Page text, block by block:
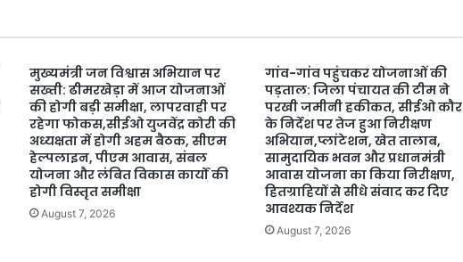
मुख्यमंत्री जन विश्वास अभियान पर
सख्ती: ढीमरखेड़ा में आज योजनाओं
की होगी बड़ी समीक्षा, लापरवाही पर
रहेगा फोकस,सीईओ युजवेंद्र कोरी की
अध्यक्षता में होगी अहम बैठक, सीएम
हेल्पलाइन, पीएम आवास, संबल
योजना और लंबित विकास कार्यों की
होगी विस्तृत समीक्षा
August 7, 2026
गांव-गांव पहुंचकर योजनाओं की
पड़ताल: जिला पंचायत की टीम ने
परखी जमीनी हकीकत, सीईओ कौर
के निर्देश पर तेज हुआ निरीक्षण
अभियान,प्लांटेशन, खेत तालाब,
सामुदायिक भवन और प्रधानमंत्री
आवास योजना का किया निरीक्षण,
हितग्राहियों से सीधे संवाद कर दिए
आवश्यक निर्देश
August 7, 2026